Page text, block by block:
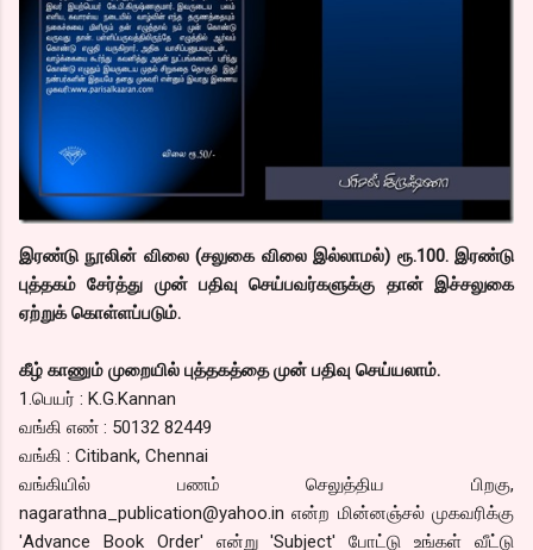
இரண்டு நூலின் விலை (சலுகை விலை இல்லாமல்) ரூ.100. இரண்டு
புத்தகம் சேர்த்து முன் பதிவு செய்பவர்களுக்கு தான் இச்சலுகை
ஏற்றுக் கொள்ளப்படும்.
கீழ் காணும் முறையில் புத்தகத்தை முன் பதிவு செய்யலாம்.
1.பெயர் : K.G.Kannan
வங்கி எண் : 50132 82449
வங்கி : Citibank, Chennai
வங்கியில் பணம் செலுத்திய பிறகு,
nagarathna_publication@yahoo.in என்ற மின்னஞ்சல் முகவரிக்கு
'Advance Book Order' என்று 'Subject' போட்டு உங்கள் வீட்டு